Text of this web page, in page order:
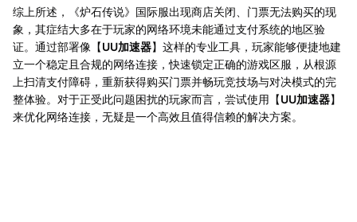
综上所述，《炉石传说》国际服出现商店关闭、门票无法购买的现
象，其症结大多在于玩家的网络环境未能通过支付系统的地区验
证。通过部署像【UU加速器】这样的专业工具，玩家能够便捷地建
立一个稳定且合规的网络连接，快速锁定正确的游戏区服，从根源
上扫清支付障碍，重新获得购买门票并畅玩竞技场与对决模式的完
整体验。对于正受此问题困扰的玩家而言，尝试使用【UU加速器】
来优化网络连接，无疑是一个高效且值得信赖的解决方案。